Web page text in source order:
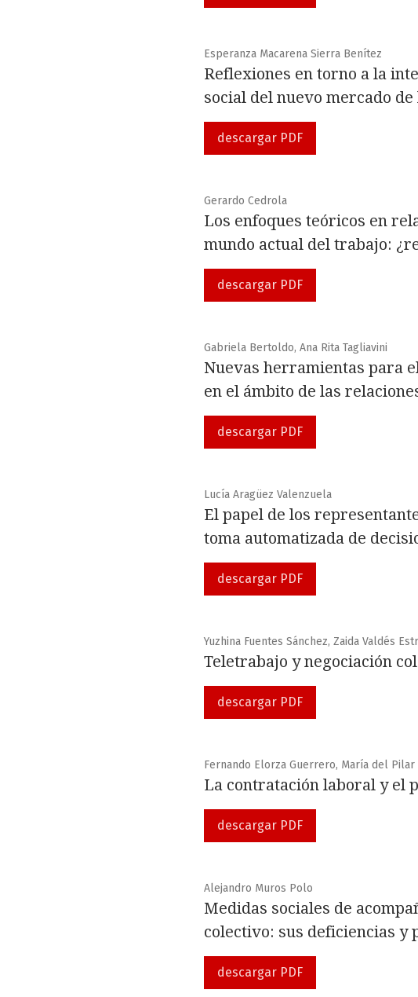
Esperanza Macarena Sierra Benítez
Reflexiones en torno a la
social del nuevo mercado
descargar PDF
Gerardo Cedrola
Los enfoques teóricos en
mundo actual del trabajo:
descargar PDF
Gabriela Bertoldo, Ana Rita Tagliavini
Nuevas herramientas para
en el ámbito de las
descargar PDF
Lucía Aragüez Valenzuela
El papel de los
toma automatizada de
descargar PDF
Yuzhina Fuentes Sánchez, Zaida Valdés
Teletrabajo y negociación
descargar PDF
Fernando Elorza Guerrero, María del
La contratación laboral y el
descargar PDF
Alejandro Muros Polo
Medidas sociales de
colectivo: sus deficiencias y
descargar PDF